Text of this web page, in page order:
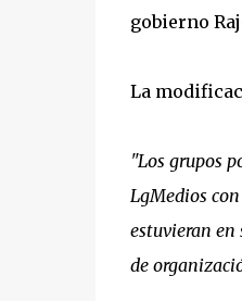
gobierno
La
"Los grupos
LgMedios
estuvieran en
de